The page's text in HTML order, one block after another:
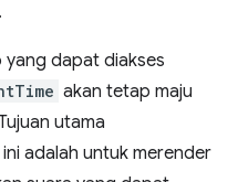
.
yang dapat diakses
akan tetap maju
utama
adalah untuk merender